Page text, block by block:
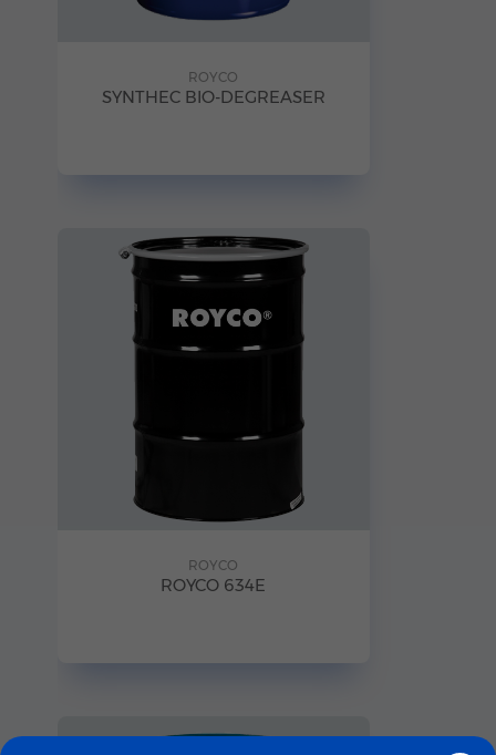
ROYCO
SYNTHEC BIO-DEGREASER
ROYCO
ROYCO 634E